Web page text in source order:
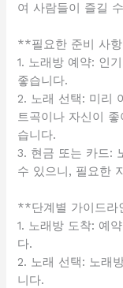
여 사람들이 즐길
**필요한 준비 사
1. 노래방 예약: 인
좋습니다.
2. 노래 선택: 미리
트곡이나 자신이
습니다.
3. 현금 또는 카드:
수 있으니, 필요한
**단계별 가이드
1. 노래방 도착: 예
다.
2. 노래 선택: 노래
니다.